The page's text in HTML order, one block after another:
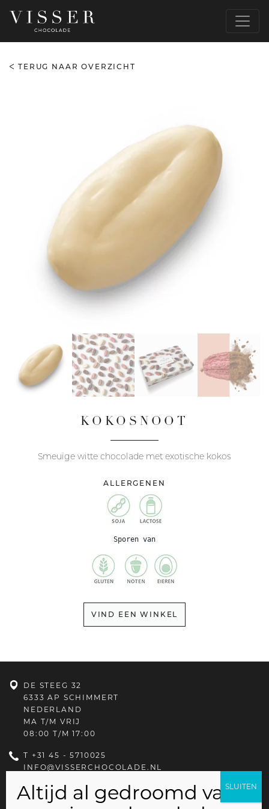
TERUG NAAR OVERZICHT
KOKOSNOOT
Smeuïge witte chocolade met exotische kokos
ALLERGENEN
Sporen van
VIND EEN WINKEL
DE STEEG 32
6333 AP SCHIMMERT
NEDERLAND
MA T/M VRIJ
08:00 T/M 17:00
T +31 45 - 5710025
INFO@VISSERCHOCOLADE.NL